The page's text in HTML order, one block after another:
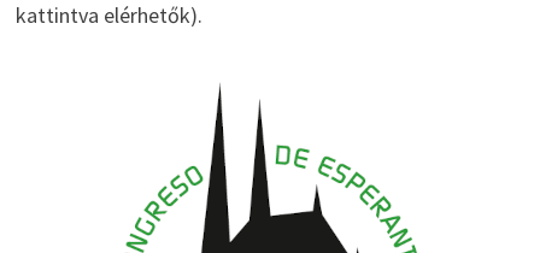
kattintva elérhetők).